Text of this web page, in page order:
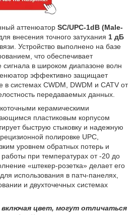
аттенюатор SC/UPC-1dB (Male-
внесения точного затухания 1 дБ
Устройство выполнено на базе
что обеспечивает
в широком диапазоне волн
эффективно защищает
системах CWDM, DWDM и CATV от
передаваемых данных.
керамическими
пластиковым корпусом
быструю стыковку и надежную
полировке UPC,
уровнем обратных потерь и
при температурах от -20 до
«штекер-розетка» делает его
использования в патч-панелях,
и двухточечных системах
цвет, могут отличаться